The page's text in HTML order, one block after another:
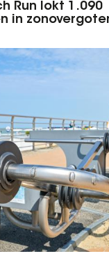
Run lokt 1.090
in